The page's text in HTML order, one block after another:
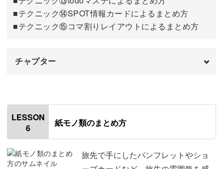
おわりに
■テクニック⑭SPOT情報カードによるまとめ方
■テクニック⑮コマ割りレイアウトによるまとめ方
チャプター
はじめに
使用材料・道具
今回のレッスンのポイント 03:10
LESSON
6
紙モノ類のまとめ方
旅先で手にしたパンフレットやショ